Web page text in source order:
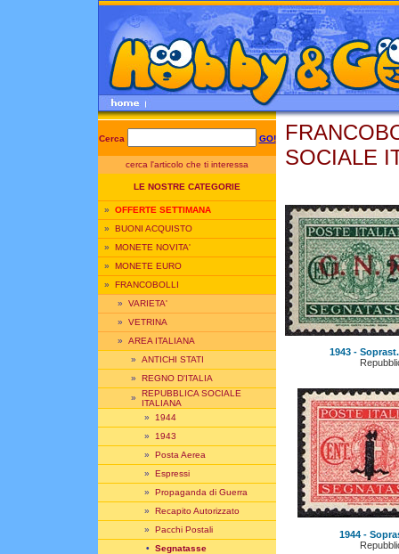
Cerca GO!
cerca l'articolo che ti interessa
LE NOSTRE CATEGORIE
» OFFERTE SETTIMANA
» BUONI ACQUISTO
» MONETE NOVITA'
» MONETE EURO
» FRANCOBOLLI
» VARIETA'
» VETRINA
» AREA ITALIANA
» ANTICHI STATI
» REGNO D'ITALIA
» REPUBBLICA SOCIALE
ITALIANA
» 1944
» 1943
» Posta Aerea
» Espressi
» Propaganda di Guerra
» Recapito Autorizzato
» Pacchi Postali
• Segnatasse
SOCIALE
1943 -
1944 -